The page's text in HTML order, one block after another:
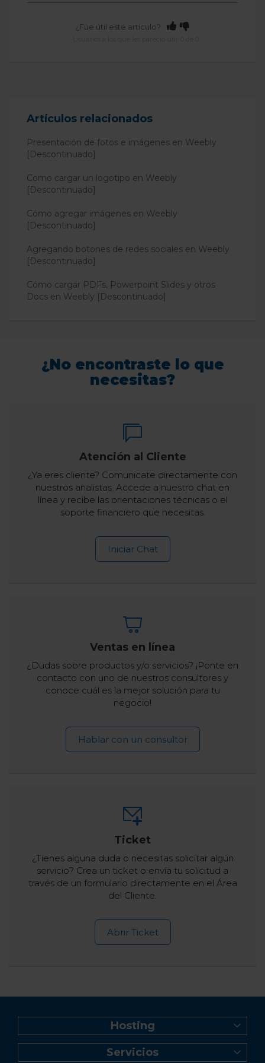
¿Fue útil este artículo?
Artículos relacionados
Presentación de fotos e imágenes en Weebly
[Descontinuado]
Como cargar un logotipo en Weebly
[Descontinuado]
Cómo agregar imágenes en Weebly
[Descontinuado]
Agregando botones de redes sociales en Weebly
[Descontinuado]
Cómo cargar PDFs, Powerpoint Slides y otros
Docs en Weebly [Descontinuado]
¿No encontraste lo que
necesitas?
Atención al Cliente
¿Ya eres cliente? Comunicate directamente con
nuestros analistas. Accede a nuestro chat en
línea y recibe las orientaciones técnicas o el
soporte financiero que necesitas.
Iniciar Chat
Ventas en línea
¿Dudas sobre productos y/o servicios? ¡Ponte en
contacto con uno de nuestros consultores y
conoce cuál es la mejor solución para tu
negocio!
Hablar con un consultor
Ticket
¿Tienes alguna duda o necesitas solicitar algún
servicio? Crea un ticket o envía tu solicitud a
través de un formulario directamente en el Área
del Cliente.
Abrir Ticket
Hosting
Web Hosting
Servicios